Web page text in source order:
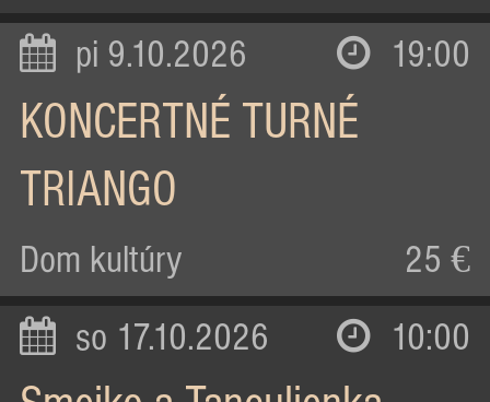
pi 9.10.2026 19:00
KONCERTNÉ TURNÉ
TRIANGO
Dom kultúry 25 €
so 17.10.2026 10:00